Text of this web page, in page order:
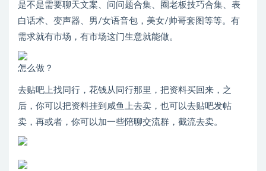
是不是需要聊天文案、问问题合集、圈老板技巧合集、表
白话术、变声器、男/女语音包，美女/帅哥套图等等。有
需求就有市场，有市场这门生意就能做。
怎么做？
去贴吧上找同行，花钱从同行那里，把资料买回来，之
后，你可以把资料挂到咸鱼上去卖，也可以去贴吧发帖
卖，再或者，你可以加一些陪聊交流群，截流去卖。